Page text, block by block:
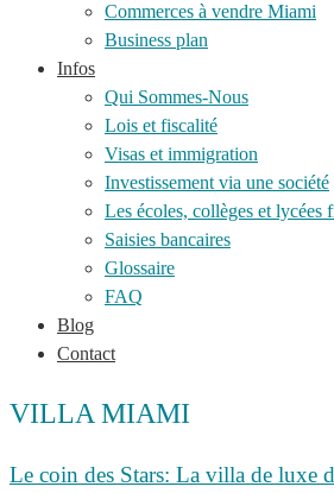
Commerces à vendre Miami
Business plan
Infos
Qui Sommes-Nous
Lois et fiscalité
Visas et immigration
Investissement via une société
Les écoles, collèges et lycées
Saisies bancaires
Glossaire
FAQ
Blog
Contact
VILLA MIAMI
Le coin des Stars: La villa de luxe